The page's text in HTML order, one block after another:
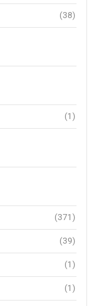
(38)
(1)
(371)
(39)
(1)
(1)